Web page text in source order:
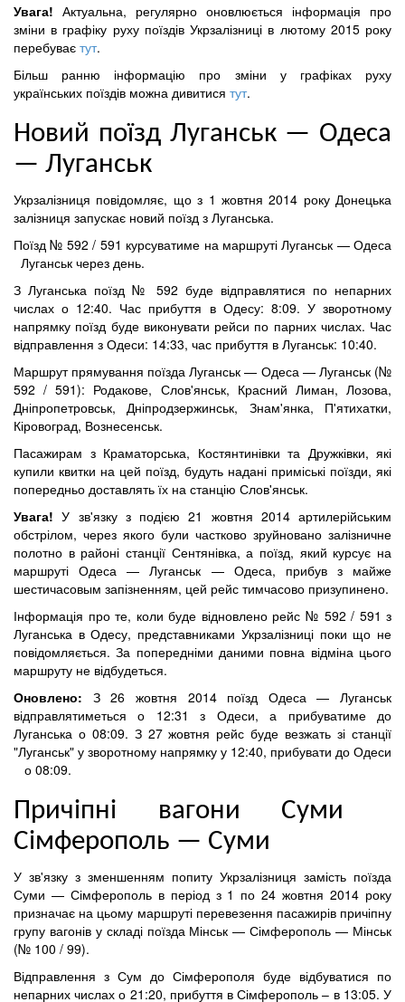
Увага! Актуальна, регулярно оновлюється інформація про
зміни в графіку руху поїздів Укрзалізниці в лютому 2015 року
перебуває тут.
Більш ранню інформацію про зміни у графіках руху
українських поїздів можна дивитися тут.
Новий поїзд Луганськ — Одеса
— Луганськ
Укрзалізниця повідомляє, що з 1 жовтня 2014 року Донецька
залізниця запускає новий поїзд з Луганська.
Поїзд № 592 / 591 курсуватиме на маршруті Луганськ — Одеса
Луганськ через день.
З Луганська поїзд № 592 буде відправлятися по непарних
числах о 12:40. Час прибуття в Одесу: 8:09. У зворотному
напрямку поїзд буде виконувати рейси по парних числах. Час
відправлення з Одеси: 14:33, час прибуття в Луганськ: 10:40.
Маршрут прямування поїзда Луганськ — Одеса — Луганськ (№
592 / 591): Родакове, Слов'янськ, Красний Лиман, Лозова,
Дніпропетровськ, Дніпродзержинськ, Знам'янка, П'ятихатки,
Кіровоград, Вознесенськ.
Пасажирам з Краматорська, Костянтинівки та Дружківки, які
купили квитки на цей поїзд, будуть надані приміські поїзди, які
попередньо доставлять їх на станцію Слов'янськ.
Увага! У зв'язку з подією 21 жовтня 2014 артилерійським
обстрілом, через якого були частково зруйновано залізничне
полотно в районі станції Сентянівка, а поїзд, який курсує на
маршруті Одеса — Луганськ — Одеса, прибув з майже
шестичасовым запізненням, цей рейс тимчасово призупинено.
Інформація про те, коли буде відновлено рейс № 592 / 591 з
Луганська в Одесу, представниками Укрзалізниці поки що не
повідомляється. За попередніми даними повна відміна цього
маршруту не відбудеться.
Оновлено: З 26 жовтня 2014 поїзд Одеса — Луганськ
відправлятиметься о 12:31 з Одеси, а прибуватиме до
Луганська о 08:09. З 27 жовтня рейс буде везжать зі станції
"Луганськ" у зворотному напрямку у 12:40, прибувати до Одеси
о 08:09.
Причіпні вагони Суми
Сімферополь — Суми
У зв'язку з зменшенням попиту Укрзалізниця замість поїзда
Суми — Сімферополь в період з 1 по 24 жовтня 2014 року
призначає на цьому маршруті перевезення пасажирів причіпну
групу вагонів у складі поїзда Мінськ — Сімферополь — Мінськ
(№ 100 / 99).
Відправлення з Сум до Сімферополя буде відбуватися по
непарних числах о 21:20, прибуття в Сімферополь – в 13:05. У